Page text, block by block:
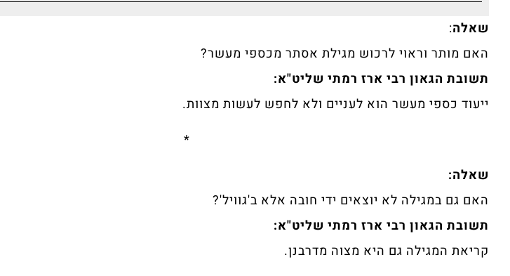
שאלה:
האם מותר וראוי לרכוש מגילת אסתר מכספי מעשר?
תשובת הגאון רבי ארז רמתי שליט"א:
ייעוד כספי מעשר הוא לעניים ולא לחפש לעשות מצוות.‏
*
שאלה:
האם גם במגילה לא יוצאים ידי חובה אלא ב'גוויל'?
תשובת הגאון רבי ארז רמתי שליט"א:
קריאת המגילה גם היא מצוה מדרבנן.‏